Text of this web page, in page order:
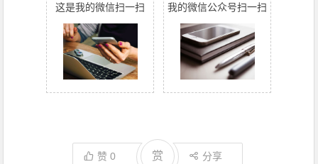
这是我的微信扫一扫
我的微信公众号扫一扫
赞0 赏 分享